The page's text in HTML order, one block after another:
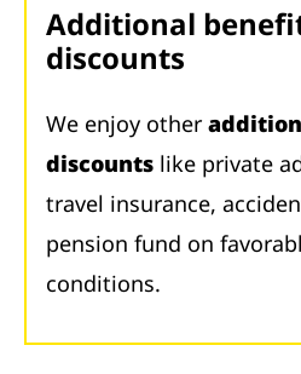
Additional
discounts
We enjoy other
discounts like private
travel insurance,
pension fund on
conditions.